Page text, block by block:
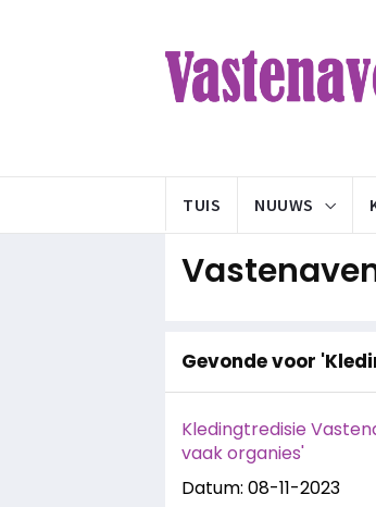
TUIS NUUWS
Gevonde voor
Kledingtredisie
vaak organies'
Datum: 08-11-2023